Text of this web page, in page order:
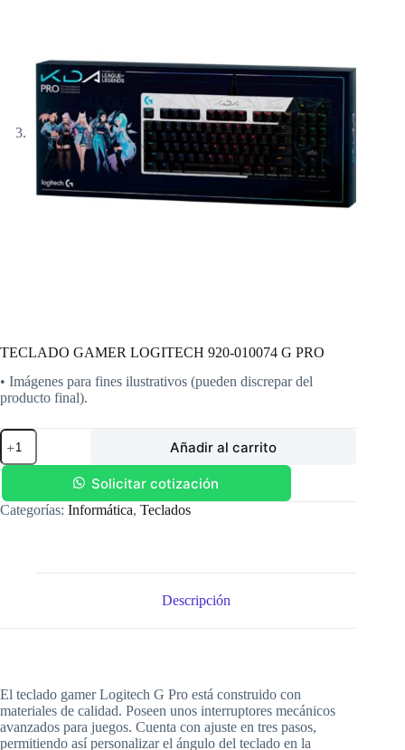
TECLADO GAMER LOGITECH 920-010074 G PRO
• Imágenes para fines ilustrativos (pueden discrepar del
producto final).
TECLADO
GAMER
LOGITECH
010074
G
Añadir al carrito
Solicitar cotización
Categorías: Informática, Teclados
Descripción
El teclado gamer Logitech G Pro está construido con
materiales de calidad. Poseen unos interruptores mecánicos
avanzados para juegos. Cuenta con ajuste en tres pasos,
permitiendo así personalizar el ángulo del teclado en la